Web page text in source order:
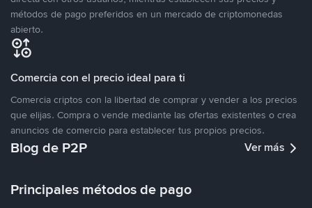
métodos de pago preferidos en un mercado de criptomonedas
abierto.
Comercia con el precio ideal para ti
Comercia criptos con la libertad de comprar y vender a los precios
que elijas. Compra o vende mediante las ofertas existentes o crea
anuncios de comercio para establecer tus propios precios.
Blog de P2P Ver más
Principales métodos de pago